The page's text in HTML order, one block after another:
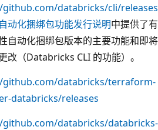
databricks/cli/releases
动化捆绑包功能发行说明中提供了有
自动化捆绑包版本的主要功能和即将
改（Databricks CLI 的功能）。
databricks/terraform-
databricks/releases
databricks/databricks-